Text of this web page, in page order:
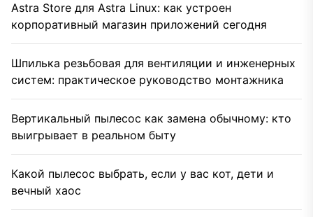
Astra Store для Astra Linux: как устроен
корпоративный магазин приложений сегодня
Шпилька резьбовая для вентиляции и инженерных
систем: практическое руководство монтажника
Вертикальный пылесос как замена обычному: кто
выигрывает в реальном быту
Какой пылесос выбрать, если у вас кот, дети и
вечный хаос